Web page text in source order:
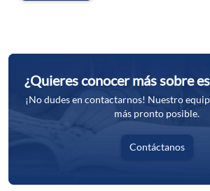
¿Quieres conocer más sobre
¡No dudes en contactarnos! Nuestro
más pronto posible.
Contáctanos